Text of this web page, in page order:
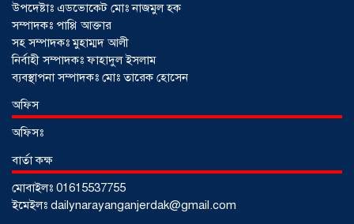
শর্টগান
০৩ আগস্ট ২০২৬
উপদেষ্টাঃ এডভোকেট মোঃ নাজমুল হক
সম্পাদকঃ পাপ্পি আক্তার
সহ সম্পাদকঃ মুহাম্মদ আলী
নির্বাহী সম্পাদকঃ ফাহাদুল ইসলাম
ব্যবস্থাপনা সম্পাদকঃ মোঃ তারেক হোসেন
অফিস
অফিসঃ
বার্তা কক্ষ
মোবাইলঃ 01615537755
ইমেইলঃ dailynarayanganjerdak@gmail.com